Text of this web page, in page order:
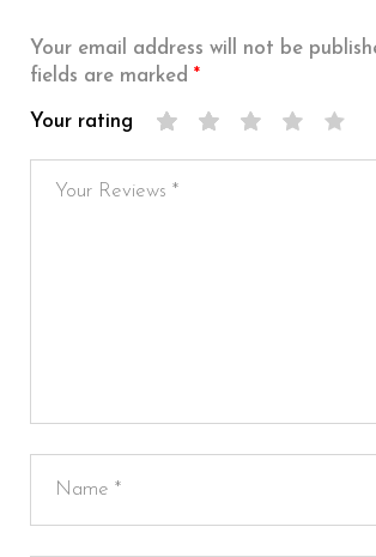
Your email address will not be
fields are marked *
Your rating